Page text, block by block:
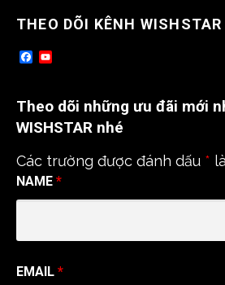
THEO DÕI KÊNH WISHSTAR
F
b
o
o
u
b
e
h
a
n
n
Theo dõi những ưu đãi mới
WISHSTAR nhé
Các trường được đánh dấu *
NAME *
EMAIL *